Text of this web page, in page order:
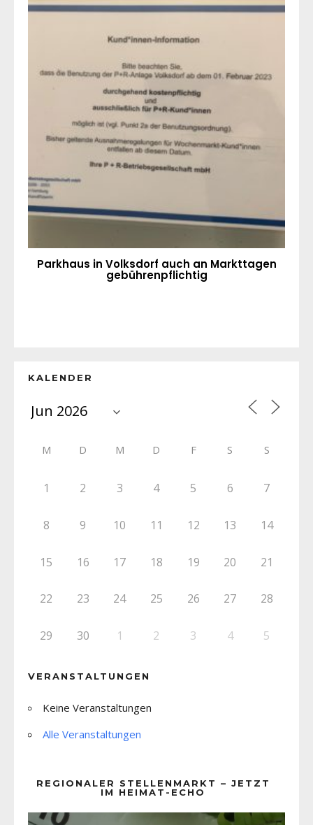
Parkhaus in Volksdorf auch an Markttagen
gebührenpflichtig
KALENDER
M D M D F S S
1 2 3 4 5 6 7
8 9 10 11 12 13 14
15 16 17 18 19 20 21
22 23 24 25 26 27 28
29 30 1 2 3 4 5
VERANSTALTUNGEN
Keine Veranstaltungen
Alle Veranstaltungen
REGIONALER STELLENMARKT – JETZT
IM HEIMAT-ECHO